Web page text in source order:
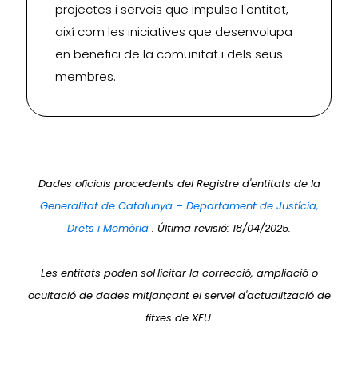
projectes i serveis que impulsa l'entitat,
així com les iniciatives que desenvolupa
en benefici de la comunitat i dels seus
membres.
Dades oficials procedents del Registre d'entitats de la
Generalitat de Catalunya – Departament de Justícia,
Drets i Memòria . Última revisió: 18/04/2025.
Les entitats poden sol·licitar la correcció, ampliació o
ocultació de dades mitjançant el servei d'actualització de
fitxes de XEU.